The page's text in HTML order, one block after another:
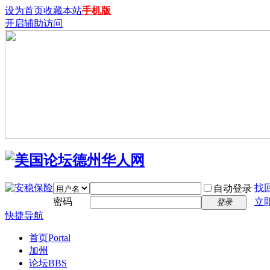
设为首页收藏本站手机版
开启辅助访问
自动登录 找
密码
登录
立
快捷导航
首页Portal
加州
论坛BBS